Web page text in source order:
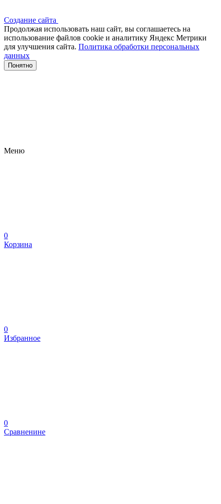
Создание сайта
Продолжая использовать наш сайт, вы соглашаетесь на
использование файлов сооkіе и аналитику Яндекс Метрики
для улучшения сайта. Политика обработки персональных
данных
Понятно
Меню
0
Корзина
0
Избранное
0
Сравненине